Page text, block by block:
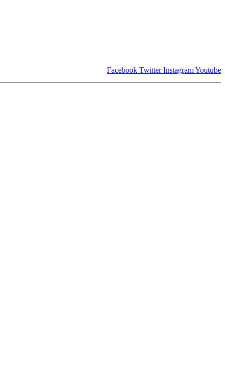
Facebook Twitter InstagramYoutube